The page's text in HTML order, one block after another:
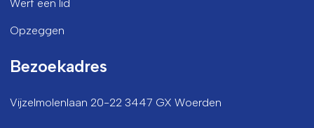
Werf een lid
Opzeggen
Bezoekadres
Vijzelmolenlaan 20-22 3447 GX Woerden